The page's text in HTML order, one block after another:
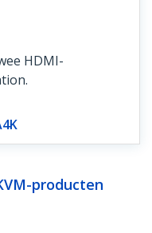
HDMI-
producten